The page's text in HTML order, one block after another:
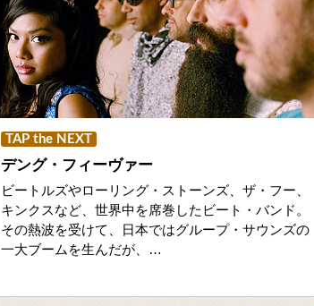
TAP the NEXT
デング・フィーヴァー
ビートルズやローリング・ストーンズ、ザ・フー、
キンクスなど、世界中を席巻したビート・バンド。
その熱波を受けて、日本ではグループ・サウンズの
一大ブームを生んだが、…